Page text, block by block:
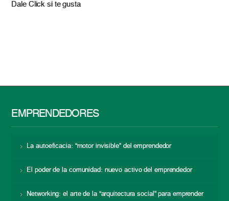
Dale Click si te gusta
EMPRENDEDORES
La autoeficacia: “motor invisible” del emprendedor
El poder de la comunidad: nuevo activo del emprendedor
Networking: el arte de la “arquitectura social” para emprender